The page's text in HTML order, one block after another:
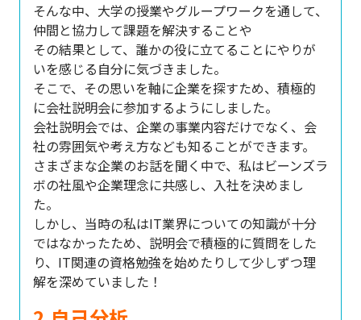
そんな中、大学の授業やグループワークを通して、
仲間と協力して課題を解決することや
その結果として、誰かの役に立てることにやりが
いを感じる自分に気づきました。
そこで、その思いを軸に企業を探すため、積極的
に会社説明会に参加するようにしました。
会社説明会では、企業の事業内容だけでなく、会
社の雰囲気や考え方なども知ることができます。
さまざまな企業のお話を聞く中で、私はビーンズラ
ボの社風や企業理念に共感し、 入社を決めまし
た。
しかし、当時の私はIT業界についての知識が十分
ではなかったため、 説明会で積極的に質問をした
り、 IT関連の資格勉強を始めたりして少しずつ理
解を深めていました！